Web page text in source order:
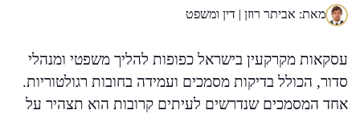
מאת: אביתר רוזן | דין ומשפט
עסקאות מקרקעין בישראל כפופות להליך משפטי ומנהלי
סדור, הכולל בדיקות מסמכים ועמידה בחובות רגולטוריות.
אחד המסמכים שנדרשים לעיתים קרובות הוא תצהיר על